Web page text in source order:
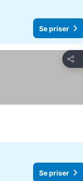
Se priser
Del
Se priser